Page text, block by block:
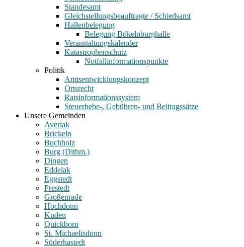
Standesamt
Gleichstellungsbeauftragte / Schiedsamt
Hallenbelegung
Belegung Bökelnburghalle
Veranstaltungskalender
Katastrophenschutz
Notfallinformationspunkte
Politik
Amtsentwicklungskonzept
Ortsrecht
Ratsinformationssystem
Steuerhebe-, Gebühren- und Beitragssätze
Unsere Gemeinden
Averlak
Brickeln
Buchholz
Burg (Dithm.)
Dingen
Eddelak
Eggstedt
Frestedt
Großenrade
Hochdonn
Kuden
Quickborn
St. Michaelisdonn
Süderhastedt